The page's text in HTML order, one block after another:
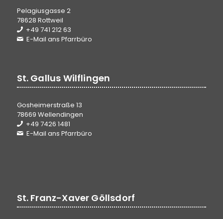
Pelagiusgasse 2
78628 Rottweil
+49 741 212 63
E-Mail ans Pfarrbüro
St. Gallus Wilflingen
Gosheimerstraße 13
78669 Wellendingen
+49 7426 1481
E-Mail ans Pfarrbüro
St. Franz-Xaver Göllsdorf